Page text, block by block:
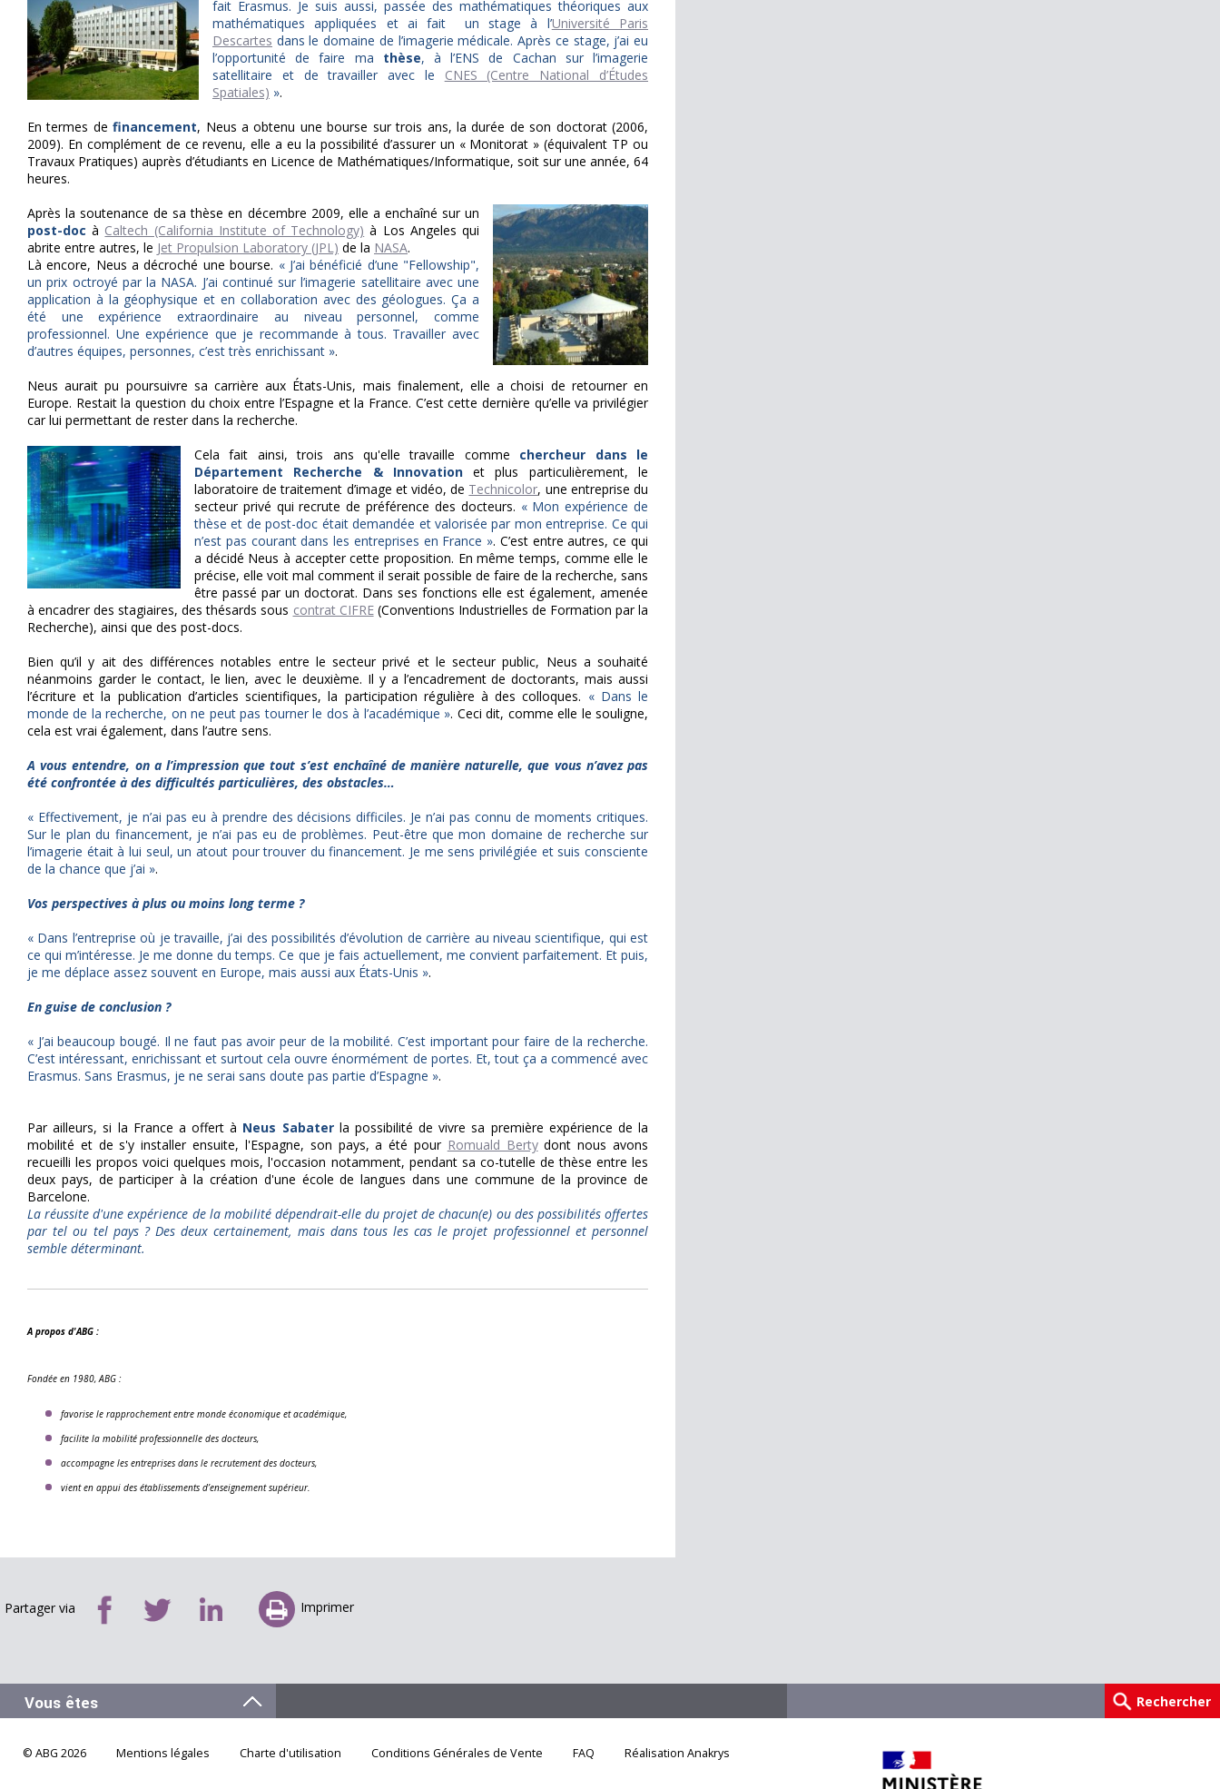
fait Erasmus. Je suis aussi, passée des mathématiques théoriques aux
mathématiques appliquées et ai fait un stage à l’Université Paris
Descartes dans le domaine de l’imagerie médicale. Après ce stage, j’ai eu
l’opportunité de faire ma thèse, à l’ENS de Cachan sur l’imagerie
satellitaire et de travailler avec le CNES (Centre National d’Études
Spatiales) ».
En termes definancement, Neus a obtenu une bourse sur trois ans, la durée de son doctorat (2006,
2009). En complément de ce revenu, elle a eu la possibilité d’assurer un « Monitorat » (équivalent TP ou
Travaux Pratiques) auprès d’étudiants en Licence de Mathématiques/Informatique, soit sur une année, 64
heures.
Après la soutenance de sa thèse en décembre 2009, elle a enchaîné sur un
post-doc à Caltech (California Institute of Technology) à Los Angeles qui
abrite entre autres, le Jet Propulsion Laboratory (JPL) de la NASA.
Là encore, Neus a décroché une bourse. « J’ai bénéficié d’une "Fellowship",
un prix octroyé par la NASA. J’ai continué sur l’imagerie satellitaire avec une
application à la géophysique et en collaboration avec des géologues. Ça a
été une expérience extraordinaire au niveau personnel, comme
professionnel. Une expérience que je recommande à tous. Travailler avec
d’autres équipes, personnes, c’est très enrichissant ».
Neus aurait pu poursuivre sa carrière aux États-Unis, mais finalement, elle a choisi de retourner en
Europe. Restait la question du choix entre l’Espagne et la France. C’est cette dernière qu’elle va privilégier
car lui permettant de rester dans la recherche.
Cela fait ainsi, trois ans qu'elle travaille comme chercheur dans le
Département Recherche & Innovationet plus particulièrement, le
laboratoire de traitement d’image et vidéo, de Technicolor, une entreprise du
secteur privé qui recrute de préférence des docteurs. « Mon expérience de
thèse et de post-doc était demandée et valorisée par mon entreprise. Ce qui
n’est pas courant dans les entreprises en France ». C’est entre autres, ce qui
a décidé Neus à accepter cette proposition. En même temps, comme elle le
précise, elle voit mal comment il serait possible de faire de la recherche, sans
être passé par un doctorat. Dans ses fonctions elle est également, amenée
à encadrer des stagiaires, des thésards sous contrat CIFRE(Conventions Industrielles de Formation par la
Recherche), ainsi que des post-docs.
Bien qu’il y ait des différences notables entre le secteur privé et le secteur public, Neus a souhaité
néanmoins garder le contact, le lien, avec le deuxième. Il y a l’encadrement de doctorants, mais aussi
l’écriture et la publication d’articles scientifiques, la participation régulière à des colloques. « Dans le
monde de la recherche, on ne peut pas tourner le dos à l’académique ». Ceci dit, comme elle le souligne,
cela est vrai également, dans l’autre sens.
A vous entendre, on a l’impression que tout s’est enchaîné de manière naturelle, que vous n’avez pas
été confrontée à des difficultés particulières, des obstacles…
« Effectivement, je n’ai pas eu à prendre des décisions difficiles. Je n’ai pas connu de moments critiques.
Sur le plan du financement, je n’ai pas eu de problèmes. Peut-être que mon domaine de recherche sur
l’imagerie était à lui seul, un atout pour trouver du financement. Je me sens privilégiée et suis consciente
de la chance que j’ai ».
Vos perspectives à plus ou moins long terme ?
« Dans l’entreprise où je travaille, j’ai des possibilités d’évolution de carrière au niveau scientifique, qui est
ce qui m’intéresse. Je me donne du temps. Ce que je fais actuellement, me convient parfaitement. Et puis,
je me déplace assez souvent en Europe, mais aussi aux États-Unis ».
En guise de conclusion ?
« J’ai beaucoup bougé. Il ne faut pas avoir peur de la mobilité. C’est important pour faire de la recherche.
C’est intéressant, enrichissant et surtout cela ouvre énormément de portes. Et, tout ça a commencé avec
Erasmus. Sans Erasmus, je ne serai sans doute pas partie d’Espagne ».
Par ailleurs, si la France a offert à Neus Sabaterla possibilité de vivre sa première expérience de la
mobilité et de s'y installer ensuite, l'Espagne, son pays, a été pour Romuald Bertydont nous avons
recueilli les propos voici quelques mois, l'occasion notamment, pendant sa co-tutelle de thèse entre les
deux pays, de participer à la création d'une école de langues dans une commune de la province de
Barcelone.
La réussite d'une expérience de la mobilité dépendrait-elle du projet de chacun(e) ou des possibilités offertes
par tel ou tel pays ? Des deux certainement, mais dans tous les cas le projet professionnel et personnel
semble déterminant.
A propos d'ABG :
Fondée en 1980, ABG :
favorise le rapprochement entre monde économique et académique,
facilite la mobilité professionnelle des docteurs,
accompagne les entreprises dans le recrutement des docteurs,
vient en appui des établissements d’enseignement supérieur.
Partager via Imprimer
© ABG 2026 Mentions légales Charte d'utilisation Conditions Générales de Vente FAQ Réalisation Anakrys